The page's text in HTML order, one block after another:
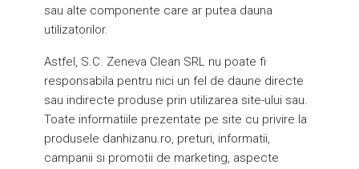
sau alte componente care ar putea dauna
utilizatorilor.
Astfel, S.C. Zeneva Clean SRL nu poate fi
responsabila pentru nici un fel de daune directe
sau indirecte produse prin utilizarea site-ului sau.
Toate informatiile prezentate pe site cu privire la
produsele danhizanu.ro, preturi, informatii,
campanii si promotii de marketing, aspecte